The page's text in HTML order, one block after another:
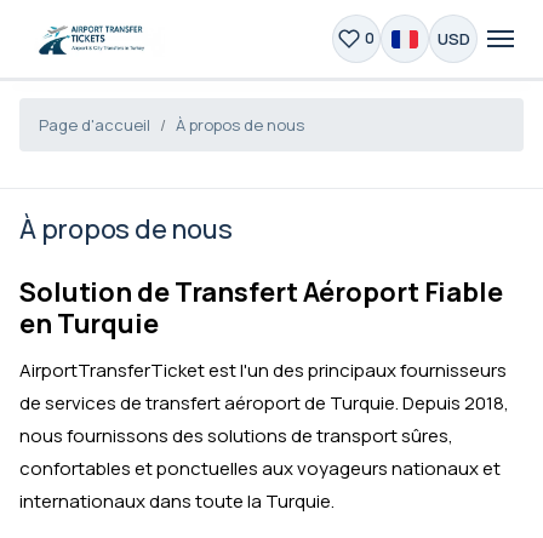
0 USD
Page d'accueil À propos de nous
À propos de nous
Solution de Transfert Aéroport Fiable
en Turquie
AirportTransferTicket est l'un des principaux fournisseurs
de services de transfert aéroport de Turquie. Depuis 2018,
nous fournissons des solutions de transport sûres,
confortables et ponctuelles aux voyageurs nationaux et
internationaux dans toute la Turquie.